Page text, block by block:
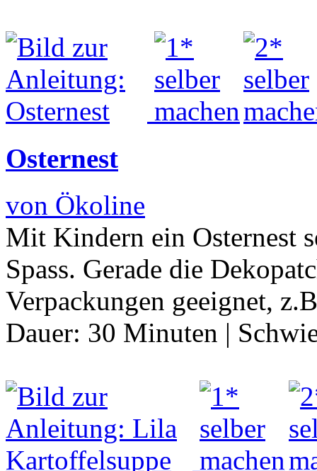
Osternest
von Ökoline
Mit Kindern ein Osternest
Spass. Gerade die
Verpackungen geeignet,
Dauer: 30 Minuten |